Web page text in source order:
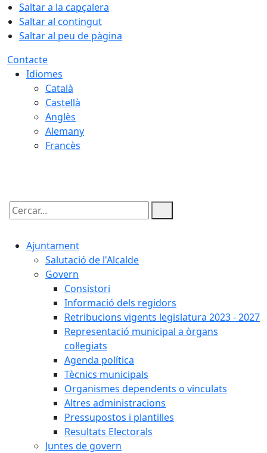
Saltar a la capçalera
Saltar al contingut
Saltar al peu de pàgina
Contacte
Idiomes
Català
Castellà
Anglès
Alemany
Francès
Cercar:
Ajuntament
Salutació de l'Alcalde
Govern
Consistori
Informació dels regidors
Retribucions vigents legislatura 2023 - 2027
Representació municipal a òrgans
col·legiats
Agenda política
Tècnics municipals
Organismes dependents o vinculats
Altres administracions
Pressupostos i plantilles
Resultats Electorals
Juntes de govern